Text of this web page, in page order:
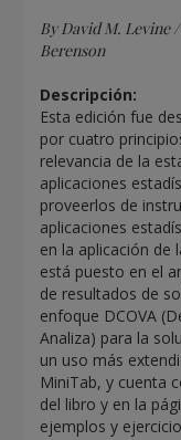
By David M. Levine
Berenson
Descripción:
Esta edición fue
por cuatro
relevancia de la
aplicaciones
proveerlos de
aplicaciones
en la aplicación de
está puesto en el
de resultados de
enfoque DCOVA
Analiza) para la
un uso más
MiniTab, y cuenta
del libro y en la
ejemplos y